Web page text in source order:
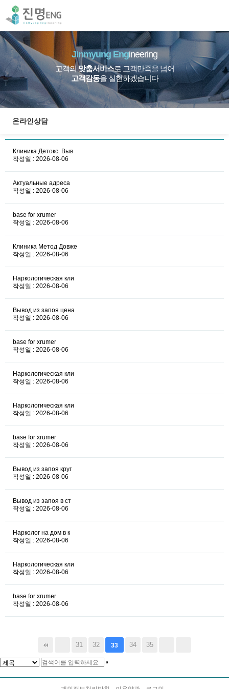
Jinmyung Engineering
고객의 맞춤서비스로 고객만족을 넘어
고객감동을 실현하겠습니다
온라인상담
Клиника Детокс. Выв
작성일 : 2026-08-06
Актуальные адреса
작성일 : 2026-08-06
base for xrumer
작성일 : 2026-08-06
Клиника Метод Довже
작성일 : 2026-08-06
Наркологическая кли
작성일 : 2026-08-06
Вывод из запоя цена
작성일 : 2026-08-06
base for xrumer
작성일 : 2026-08-06
Наркологическая кли
작성일 : 2026-08-06
Наркологическая кли
작성일 : 2026-08-06
base for xrumer
작성일 : 2026-08-06
Вывод из запоя круг
작성일 : 2026-08-06
Вывод из запоя в ст
작성일 : 2026-08-06
Нарколог на дом в к
작성일 : 2026-08-06
Наркологическая кли
작성일 : 2026-08-06
base for xrumer
작성일 : 2026-08-06
31 32 33 34 35